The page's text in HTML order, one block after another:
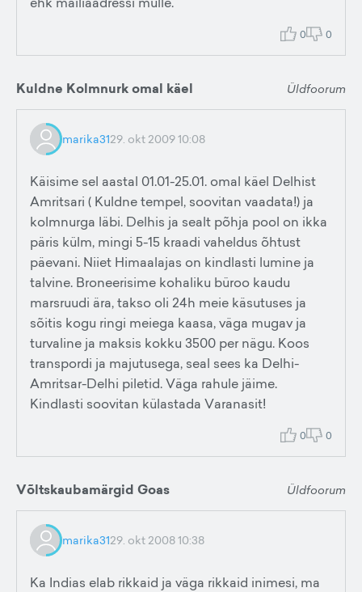
0 0
Kuldne Kolmnurk omal käel Üldfoorum
marika3129. okt 2009 10:08
Käisime sel aastal 01.01-25.01. omal käel Delhist
Amritsari ( Kuldne tempel, soovitan vaadata!) ja
kolmnurga läbi. Delhis ja sealt põhja pool on ikka
päris külm, mingi 5-15 kraadi vaheldus õhtust
päevani. Niiet Himaalajas on kindlasti lumine ja
talvine. Broneerisime kohaliku büroo kaudu
marsruudi ära, takso oli 24h meie käsutuses ja
sõitis kogu ringi meiega kaasa, väga mugav ja
turvaline ja maksis kokku 3500 per nägu. Koos
transpordi ja majutusega, seal sees ka Delhi-
Amritsar-Delhi piletid. Väga rahule jäime.
Kindlasti soovitan külastada Varanasit!
0 0
Võltskaubamärgid Goas Üldfoorum
marika3129. okt 2008 10:38
Ka Indias elab rikkaid ja väga rikkaid inimesi, ma